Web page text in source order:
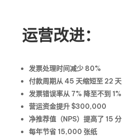
运营改进：
发票处理时间减少 80%
付款周期从 45 天缩短至 22 天
发票错误率从 7% 降至不到 1%
营运资金提升 $300,000
净推荐值（NPS）提高了 15 分
每年节省 15,000 张纸